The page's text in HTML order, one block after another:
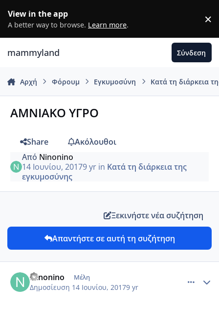
View in the app
A better way to browse. Learn more. ×
mammyland Σύνδεση
Αρχή Φόρουμ Εγκυμοσύνη Κατά τη διάρκεια
ΑΜΝΙΑΚΟ ΥΓΡΟ
Share
Ακόλουθοι
Από Ninonino
14 Ιουνίου, 20179 yrin Κατά τη διάρκεια της
εγκυμοσύνης
Ξεκινήστε νέα συζήτηση
Απαντήστε σε αυτή τη συζήτηση
Ninonino Μέλη
Δημοσίευση 14 Ιουνίου, 20179 yr